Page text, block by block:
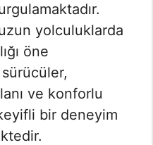
yolculuklarda
öne
ve konforlu
bir deneyim